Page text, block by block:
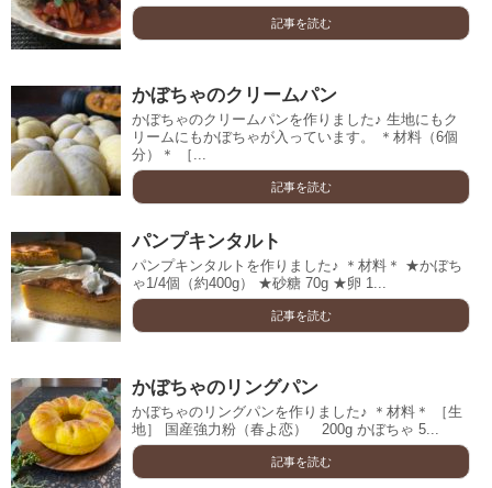
記事を読む
かぼちゃのクリームパン
かぼちゃのクリームパンを作りました♪ 生地にもク
リームにもかぼちゃが入っています。 ＊材料（6個
分）＊ ［...
記事を読む
パンプキンタルト
パンプキンタルトを作りました♪ ＊材料＊ ★かぼち
ゃ1/4個（約400g） ★砂糖 70g ★卵 1...
記事を読む
かぼちゃのリングパン
かぼちゃのリングパンを作りました♪ ＊材料＊ ［生
地］ 国産強力粉（春よ恋） 200g かぼちゃ 5...
記事を読む